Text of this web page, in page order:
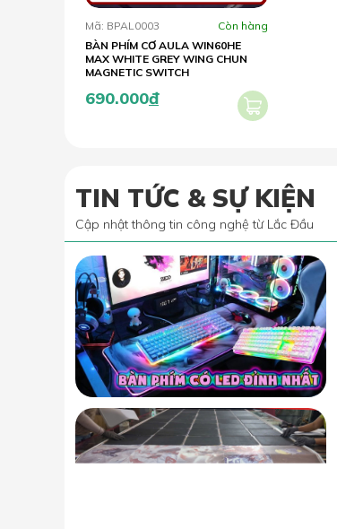
Mã: BPAL0003
Còn hàng
BÀN PHÍM CƠ AULA WIN60HE
MAX WHITE GREY WING CHUN
MAGNETIC SWITCH
690.000đ
TIN TỨC & SỰ KIỆN
Cập nhật thông tin công nghệ từ Lắc Đầu